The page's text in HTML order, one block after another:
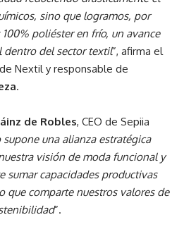
sino que logramos, por
poliéster en frío, un avance
dentro del sector textil”, afirma el
Nextil y responsable de
.
de Robles, CEO de Sepiia
supone una alianza estratégica
visión de moda funcional y
sumar capacidades productivas
que comparte nuestros valores de
”.